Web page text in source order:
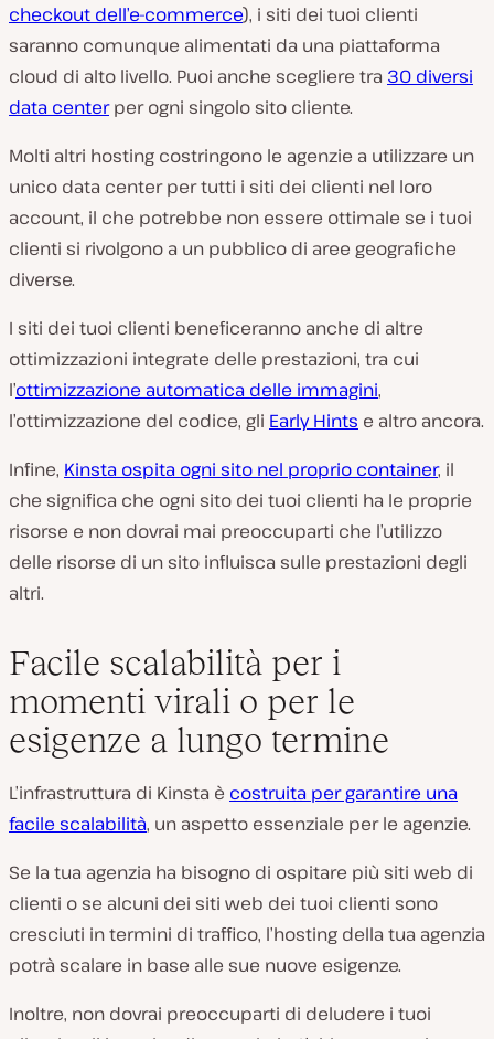
checkout dell’e-commerce), i siti dei tuoi clienti
saranno comunque alimentati da una piattaforma
cloud di alto livello. Puoi anche scegliere tra 30 diversi
data centerper ogni singolo sito cliente.
Molti altri hosting costringono le agenzie a utilizzare un
unico data center per tutti i siti dei clienti nel loro
account, il che potrebbe non essere ottimale se i tuoi
clienti si rivolgono a un pubblico di aree geografiche
diverse.
I siti dei tuoi clienti beneficeranno anche di altre
ottimizzazioni integrate delle prestazioni, tra cui
l’ottimizzazione automatica delle immagini,
l’ottimizzazione del codice, gli Early Hints e altro ancora.
Infine, Kinsta ospita ogni sito nel proprio container, il
che significa che ogni sito dei tuoi clienti ha le proprie
risorse e non dovrai mai preoccuparti che l’utilizzo
delle risorse di un sito influisca sulle prestazioni degli
altri.
Facile scalabilità per i
momenti virali o per le
esigenze a lungo termine
L’infrastruttura di Kinsta è costruita per garantire una
facile scalabilità, un aspetto essenziale per le agenzie.
Se la tua agenzia ha bisogno di ospitare più siti web di
clienti o se alcuni dei siti web dei tuoi clienti sono
cresciuti in termini di traffico, l’hosting della tua agenzia
potrà scalare in base alle sue nuove esigenze.
Inoltre, non dovrai preoccuparti di deludere i tuoi